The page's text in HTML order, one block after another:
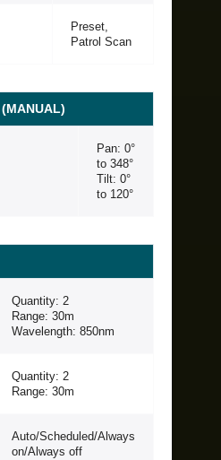
Preset,
Patrol Scan
Pan: 0°
to 348°
Tilt: 0°
to 120°
Quantity: 2
Range: 30m
Wavelength: 850nm
Quantity: 2
Range: 30m
Auto/Scheduled/Always
on/Always off